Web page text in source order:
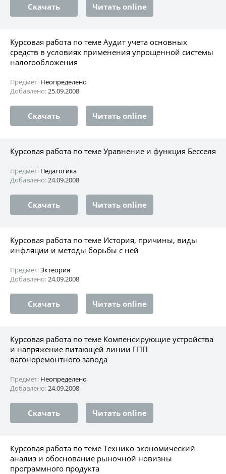
Скачать Читать online
Курсовая работа по теме Аудит учета основных
средств в условиях применения упрощенной системы
налогообложения
Предмет: Неопределено
Добавлено:25.09.2008
Скачать Читать online
Курсовая работа по теме Уравнение и функция Бесселя
Предмет: Педагогика
Добавлено:24.09.2008
Скачать Читать online
Курсовая работа по теме История, причины, виды
инфляции и методы борьбы с ней
Предмет:Эктеория
Добавлено:24.09.2008
Скачать Читать online
Курсовая работа по теме Компенсирующие устройства
и напряжение питающей линии ГПП
вагоноремонтного завода
Предмет: Неопределено
Добавлено:24.09.2008
Скачать Читать online
Курсовая работа по теме Технико-экономический
анализ и обоснование рыночной новизны
программного продукта